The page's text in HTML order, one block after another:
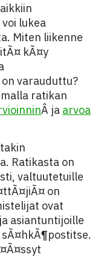
lukea
Miten liikenne
kÃ¤y
varauduttu?
ratikan
Â ja arvoa
Ratikasta on
valtuutetuille
on
ovat
asiantuntijoille